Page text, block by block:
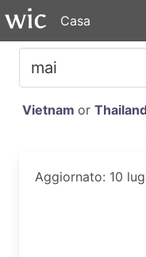
Casa
Vietnam or Thailand
Aggiornato: 10